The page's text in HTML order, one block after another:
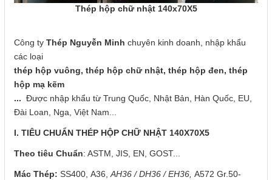
Thép hộp chữ nhật 140x70X5
Công ty Thép Nguyễn Minh chuyên kinh doanh, nhập khẩu
các loại
thép hộp vuông, thép hộp chữ nhật, thép hộp đen, thép
hộp mạ kẽm
... Được nhập khẩu từ Trung Quốc, Nhật Bản, Hàn Quốc, EU,
Đài Loan, Nga, Việt Nam...
I. TIÊU CHUẨN THÉP HỘP CHỮ NHẬT 140X70X5
Theo tiêu Chuẩn: ASTM, JIS, EN, GOST...
Mác Thép: SS400, A36,AH36 / DH36 / EH36, A572 Gr.50-